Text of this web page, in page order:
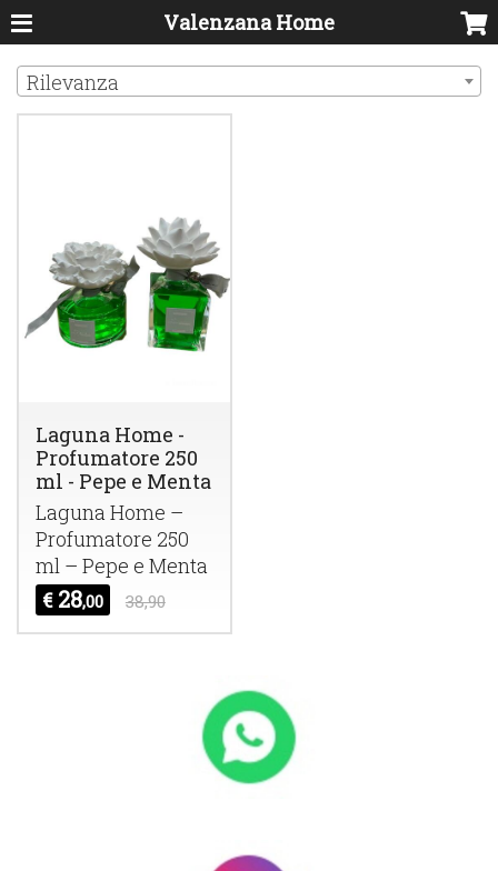
Valenzana Home
Rilevanza
Laguna Home -
Profumatore 250
ml - Pepe e Menta
Laguna Home –
Profumatore 250
ml – Pepe e Menta
€ 28,00 38,90